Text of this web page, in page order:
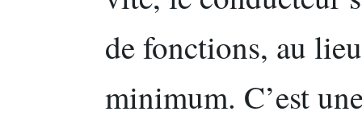
de fonctions, au
minimum. C’est